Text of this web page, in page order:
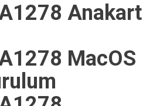
Anakart
MacOS